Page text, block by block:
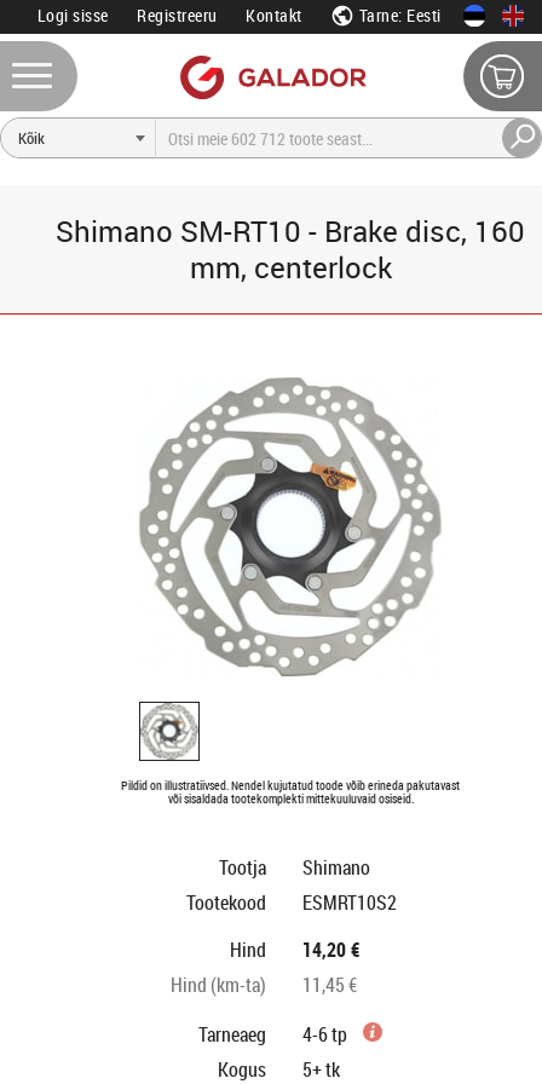
Logi sisse Registreeru Kontakt Tarne: Eesti
Shimano SM-RT10 - Brake disc, 160
mm, centerlock
Pildid on illustratiivsed. Nendel kujutatud toode võib erineda pakutavast
või sisaldada tootekomplekti mittekuuluvaid osiseid.
Tootja
Shimano
Tootekood
ESMRT10S2
Hind
14,20 €
Hind (km-ta)
11,45 €
Tarneaeg
4-6 tp
Kogus
5+tk